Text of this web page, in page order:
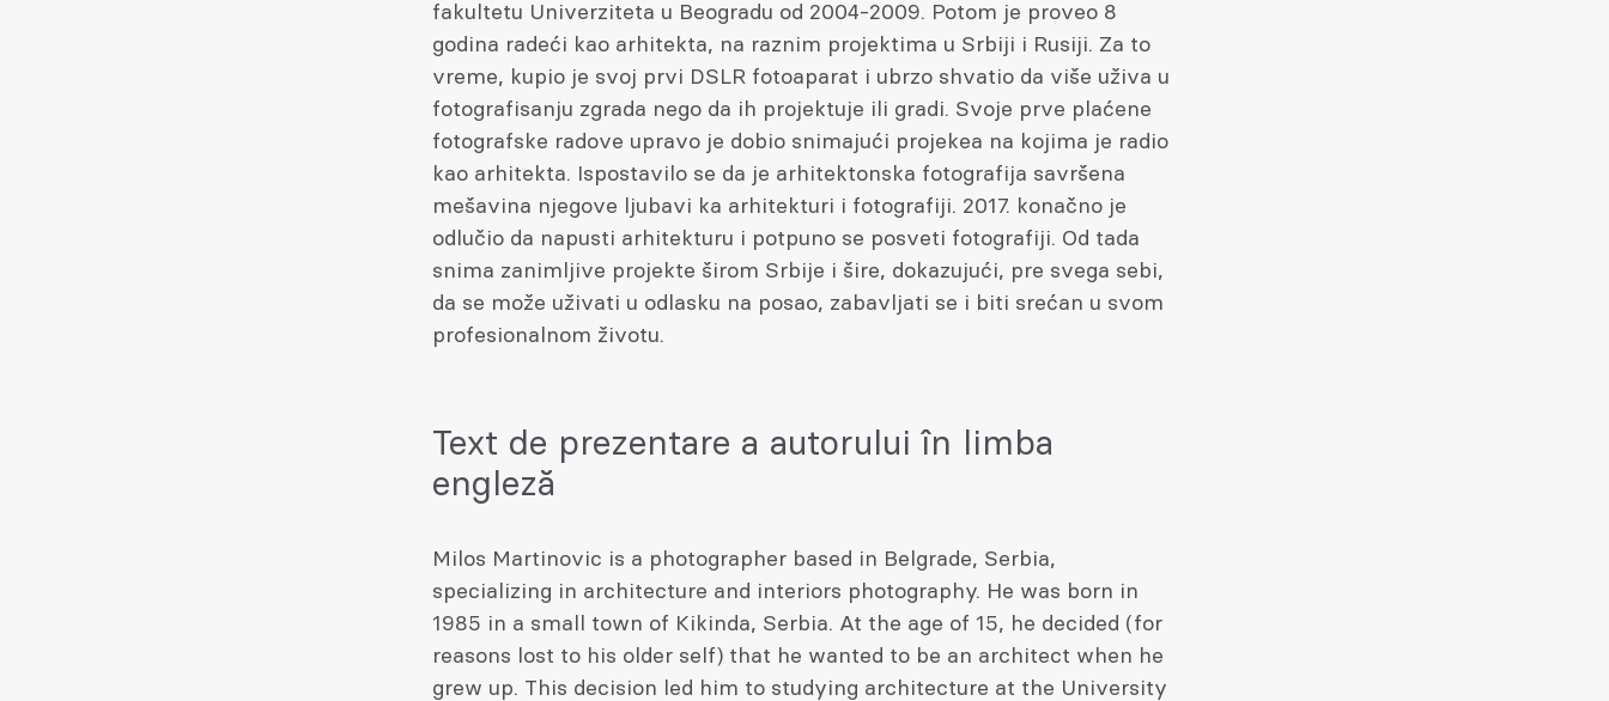
fakultetu Univerziteta u Beogradu od 2004-2009. Potom je proveo 8
godina radeći kao arhitekta, na raznim projektima u Srbiji i Rusiji. Za to
vreme, kupio je svoj prvi DSLR fotoaparat i ubrzo shvatio da više uživa u
fotografisanju zgrada nego da ih projektuje ili gradi. Svoje prve plaćene
fotografske radove upravo je dobio snimajući projekea na kojima je radio
kao arhitekta. Ispostavilo se da je arhitektonska fotografija savršena
mešavina njegove ljubavi ka arhitekturi i fotografiji. 2017. konačno je
odlučio da napusti arhitekturu i potpuno se posveti fotografiji. Od tada
snima zanimljive projekte širom Srbije i šire, dokazujući, pre svega sebi,
da se može uživati u odlasku na posao, zabavljati se i biti srećan u svom
profesionalnom životu.
Text de prezentare a autorului în limba
engleză
Milos Martinovic is a photographer based in Belgrade, Serbia,
specializing in architecture and interiors photography. He was born in
1985 in a small town of Kikinda, Serbia. At the age of 15, he decided (for
reasons lost to his older self) that he wanted to be an architect when he
grew up. This decision led him to studying architecture at the University